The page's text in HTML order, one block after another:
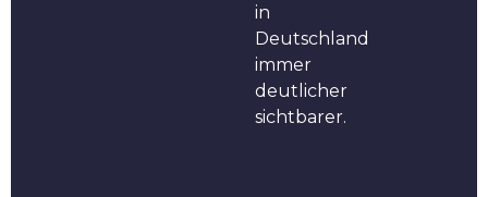
in
Deutschland
immer
deutlicher
sichtbarer.